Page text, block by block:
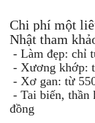
Chi phí một
Nhật tham
- Làm đẹp: chỉ
- Xương khớp:
- Xơ gan: từ
- Tai biến, thần
đồng